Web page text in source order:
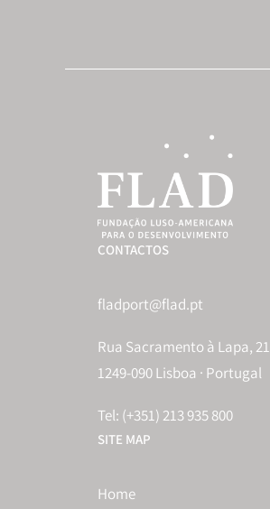
CONTACTOS
fladport@flad.pt
Rua Sacramento à Lapa, 21
1249-090 Lisboa · Portugal
Tel: (+351) 213 935 800
SITE MAP
Home